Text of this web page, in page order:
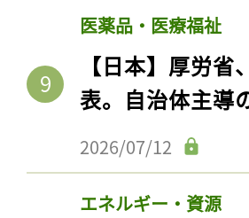
医薬品・医療福祉
【日本】厚労
表。自治体主導
2026/07/12
エネルギー・資源